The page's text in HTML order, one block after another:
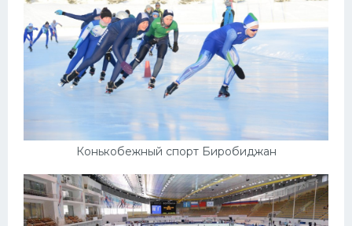
Конькобежный спорт Биробиджан